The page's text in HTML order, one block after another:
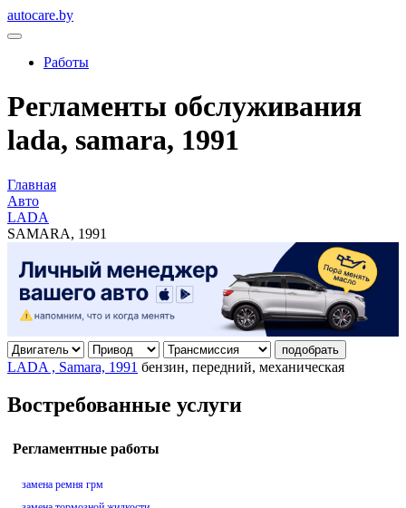
autocare.by
Работы
Регламенты обслуживания
lada, samara, 1991
Главная
Авто
LADA
SAMARA, 1991
подобрать
LADA , Samara, 1991 бензин, передний, механическая
Востребованные услуги
Регламентные работы
замена ремня грм